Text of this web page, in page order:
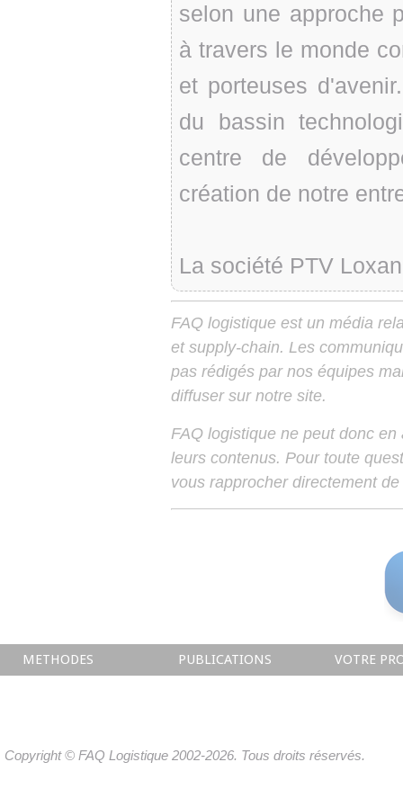
selon une approche
à travers le monde
et porteuses
du bassin
centre de
création de notre
La société PTV
FAQ logistique est un média
et supply-chain. Les
pas rédigés par nos équipes
diffuser sur notre site.
FAQ logistique ne peut donc
leurs contenus. Pour toute
vous rapprocher directement
METHODES PUBLICATIONS VOTRE
Copyright © FAQ Logistique 2002-2026. Tous droits réservés.